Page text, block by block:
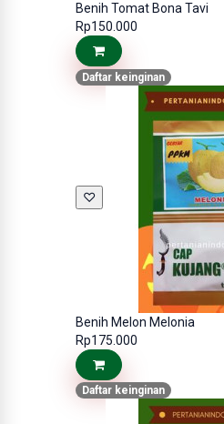
Benih Tomat Bona Tavi
Rp150.000
Daftar keinginan
♡
Benih Melon Melonia
Rp175.000
Daftar keinginan